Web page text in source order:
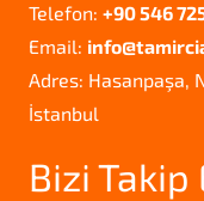
Telefon: +90 546
Email:
Adres: Hasanpaşa,
İstanbul
Bizi Takip